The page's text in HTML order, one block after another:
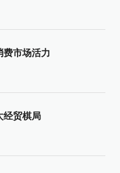
费市场活力
经贸棋局